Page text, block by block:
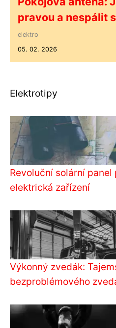
pravou a nespálit
elektro
05. 02. 2026
Elektrotipy
Revoluční solární panel
elektrická zařízení
Výkonný zvedák:
bezproblémového